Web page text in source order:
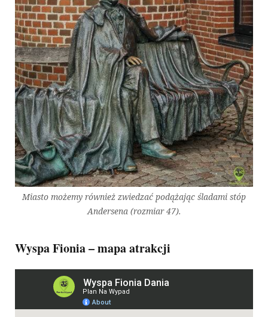
Miasto możemy również zwiedzać podążając śladami stóp
Andersena (rozmiar 47).
Wyspa Fionia – mapa atrakcji